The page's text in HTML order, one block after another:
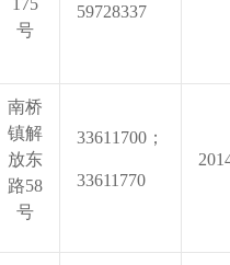
175
号
59728337
南桥
镇解
放东
路58
号
33611700；
33611770